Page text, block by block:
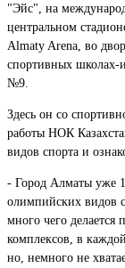
"Эйс", на
центральном
Almaty Arena, во
спортивных
№9.
Здесь он со
работы НОК
видов спорта и
- Город Алматы уже
олимпийских видов
много чего делается
комплексов, в
но, немного не